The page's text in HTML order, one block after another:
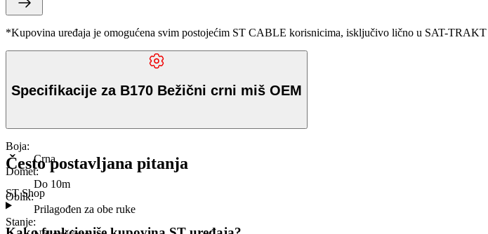
*Kupovina uređaja je omogućena svim postojećim ST CABLE korisnicima, isključivo lično u SAT-
Specifikacije za B170 Bežični crni miš OEM
Boja:
Crna
Domet:
Do 10m
Oblik:
Prilagođen za obe ruke
Stanje:
Često postavljana pitanja
ST Shop